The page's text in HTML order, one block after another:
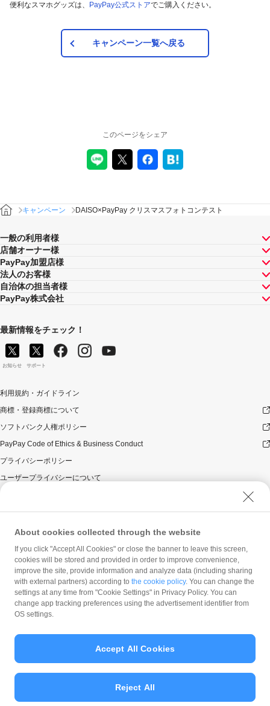
便利なスマホグッズは、 PayPay公式ストアでご購入ください。
キャンペーン一覧へ戻る
このページをシェア
キャンペーン DAISO×PayPay クリスマスフォトコンテスト
一般の利用者様
店舗オーナー様
PayPay加盟店様
法人のお客様
自治体の担当者様
PayPay株式会社
最新情報をチェック！
お知らせ サポート
利用規約・ガイドライン
商標・登録商標について
ソフトバンク人権ポリシー
PayPay Code of Ethics & Business Conduct
プライバシーポリシー
ユーザープライバシーについて
ウェブサイト利用規約
反社会的勢力に対する方針
勧誘方針
マネロン等基本方針
カスタマーハラスメントに関する当社の考え方
© PayPay Corporation
About cookies collected through the website
If you click "Accept All Cookies" or close the banner to leave this screen,
cookies will be stored and provided in order to improve convenience,
improve the site, provide information and analyze data (including sharing
with external partners) according to the cookie policy. You can change the
settings at any time from "Cookie Settings" in Privacy Policy. You can
change app tracking preferences using the advertisement identifier from
OS settings.
Reject All
Accept All Cookies